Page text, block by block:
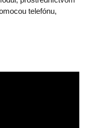
telefónu,